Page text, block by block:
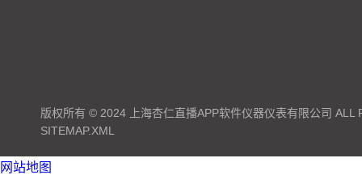
版权所有 © 2024 上海杏仁直播APP软件仪器仪表有限公司 ALL
SITEMAP.XML
网站地图